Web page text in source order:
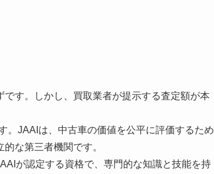
す。しかし、買取業者が提示する査定額が本
。JAAIは、中古車の価値を公平に評価するため
な第三者機関です。
が認定する資格で、専門的な知識と技能を持